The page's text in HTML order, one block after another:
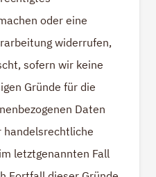
oder eine
widerrufen,
sofern wir keine
Gründe für die
Daten
handelsrechtliche
letztgenannten Fall